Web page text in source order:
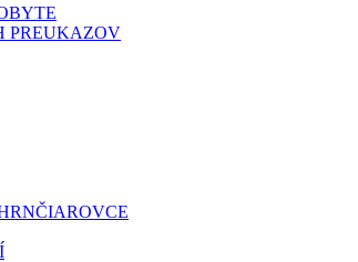
PREUKAZOV